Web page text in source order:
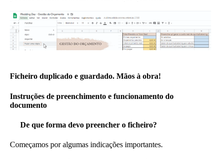
Ficheiro duplicado e guardado. Mãos à obra!
Instruções de preenchimento e funcionamento do
documento
De que forma devo preencher o ficheiro?
Começamos por algumas indicações importantes.